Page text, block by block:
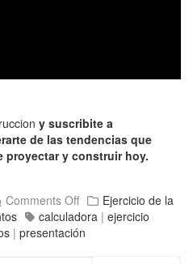
y suscribite a
de las tendencias que
proyectar y construir hoy.
Comments Off
Ejercicio de la
calculadora | ejercicio
| presentación